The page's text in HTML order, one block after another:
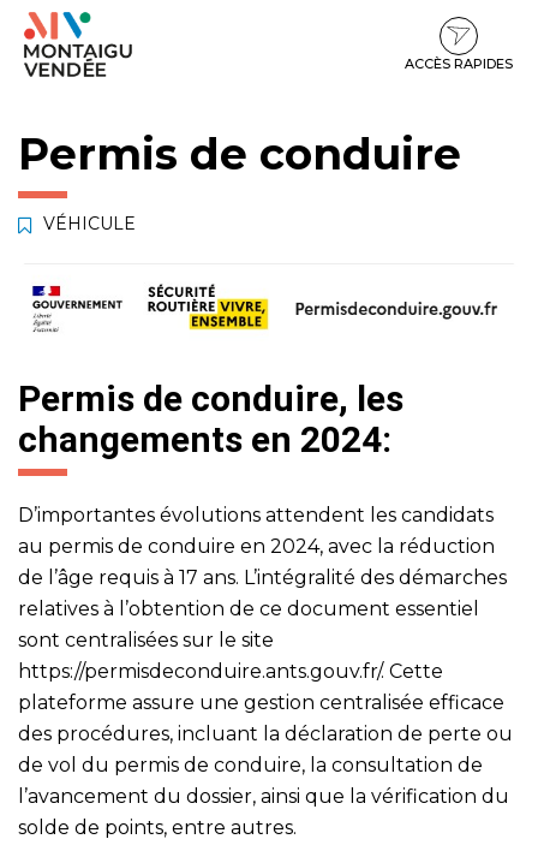
Gestion des traceurs
Aller
Aller
contenu
Aller
pied
ACCÈS RAPIDES
Permis de conduire
VÉHICULE
Permis de conduire, les
changements en 2024:
D’importantes évolutions attendent les candidats
au permis de conduire en 2024, avec la réduction
de l’âge requis à 17 ans. L’intégralité des démarches
relatives à l’obtention de ce document essentiel
sont centralisées sur le site
https://permisdeconduire.ants.gouv.fr/. Cette
plateforme assure une gestion centralisée efficace
des procédures, incluant la déclaration de perte ou
de vol du permis de conduire, la consultation de
l’avancement du dossier, ainsi que la vérification du
solde de points, entre autres.